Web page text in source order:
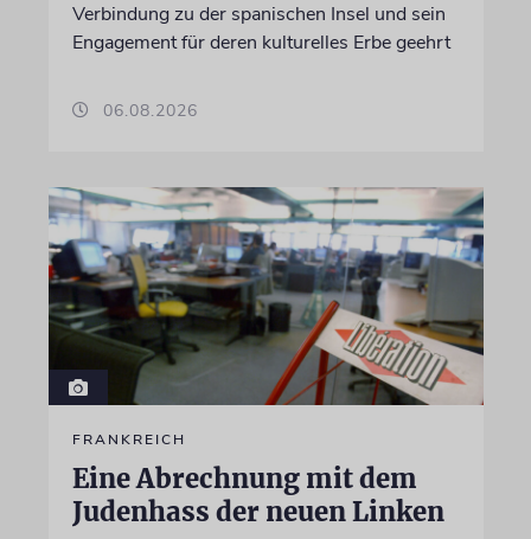
Verbindung zu der spanischen Insel und sein
Engagement für deren kulturelles Erbe geehrt
06.08.2026
FRANKREICH
Eine Abrechnung mit dem
Judenhass der neuen Linken